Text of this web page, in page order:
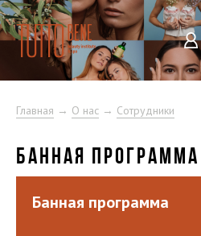
Главная → О нас → Сотрудники
БАННАЯ ПРОГРАММА
Банная программа